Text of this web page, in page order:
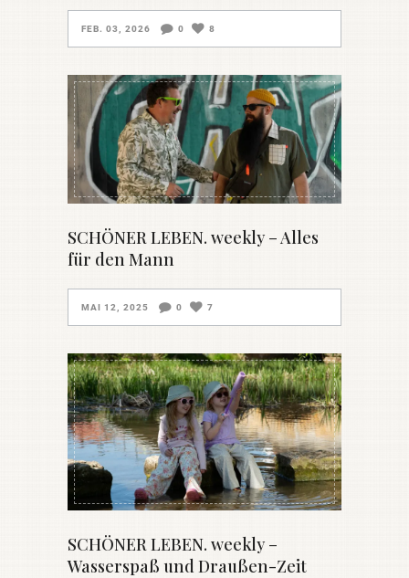
FEB. 03, 2026 0 8
SCHÖNER LEBEN. weekly – Alles
für den Mann
MAI 12, 2025 0 7
SCHÖNER LEBEN. weekly –
Wasserspaß und Draußen-Zeit